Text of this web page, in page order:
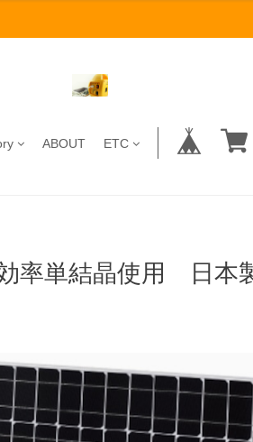
ABOUT ETC
率単結晶使用 日本